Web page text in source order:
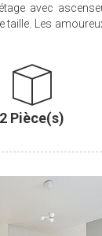
avec
taille. Les
2 Pièce(s)